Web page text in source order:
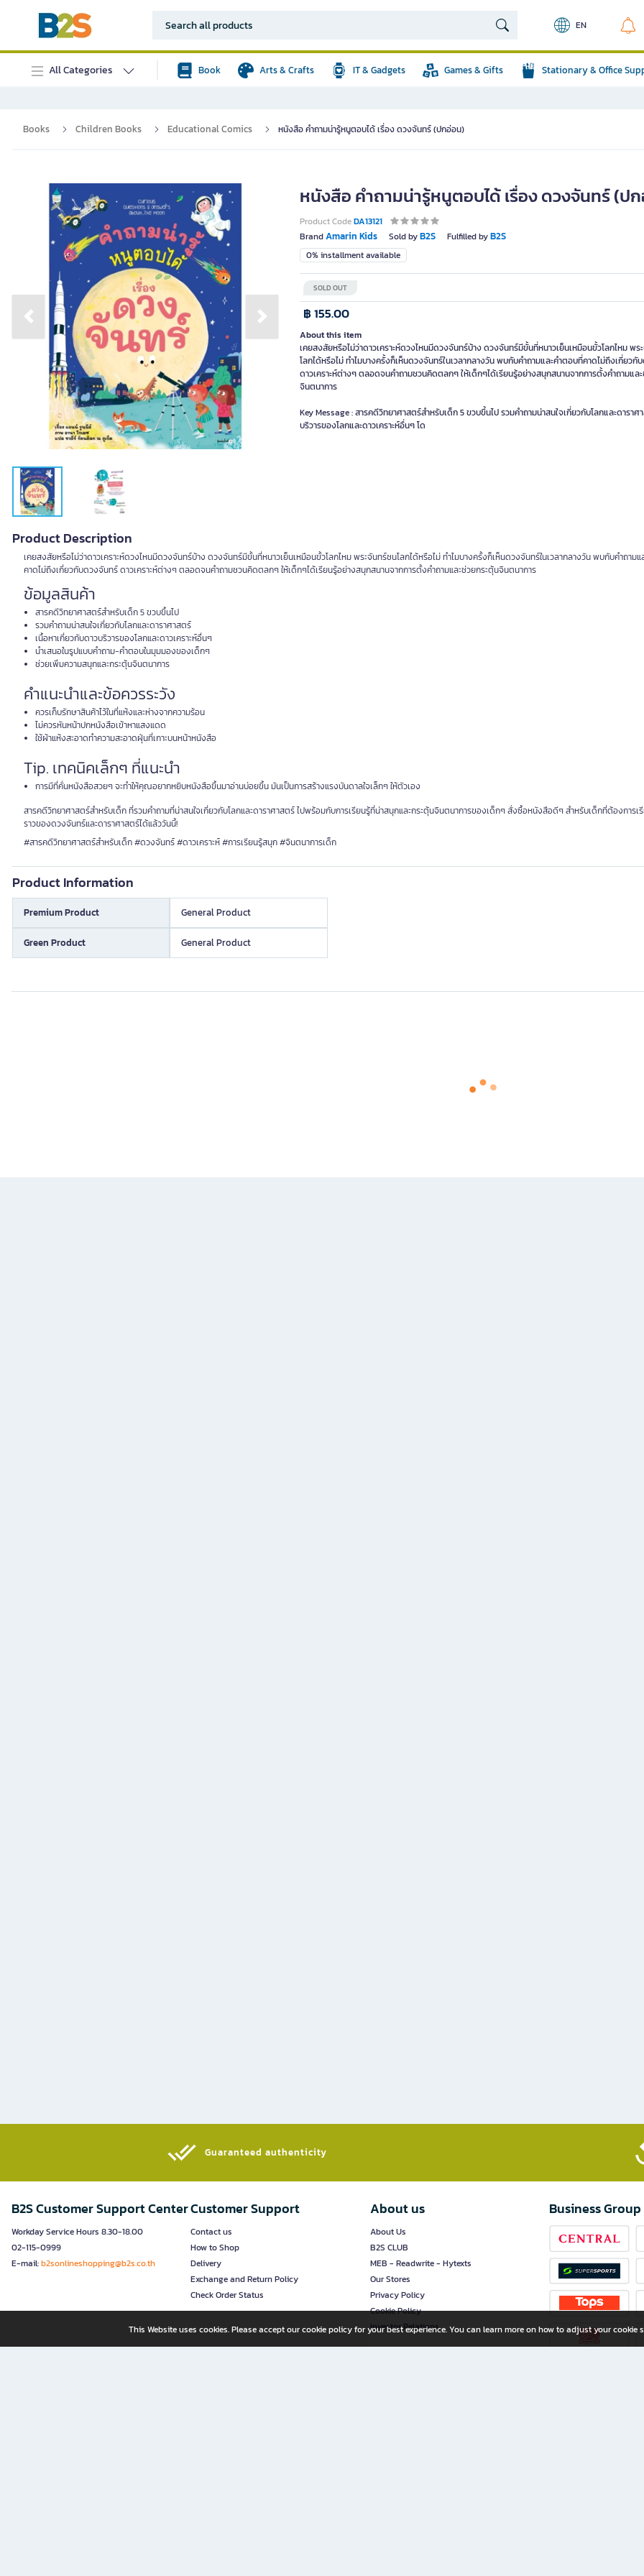
EN
All Categories Book Arts & Crafts IT & Gadgets Games & Gifts Stationary & Office
Books Children Books Educational Comics หนังสือ คำถามน่ารู้หนูตอบได้ เรื่อง ดวงจันทร์ (ปกอ่อน)
Previous slide Next slide
หนังสือ คำถามน่ารู้หนูตอบได้ เรื่อง ดวงจันทร์ (ป
Product CodeDA13121
BrandAmarin Kids Sold byB2S Fulfilled byB2S
0% installment available
SOLD OUT
฿ 155.00
About this item
เคยสงสัยหรือไม่ว่าดาวเคราะห์ดวงไหนมีดวงจันทร์บ้าง ดวงจันทร์มีขั้นที่หนาวเย็นเหมือนขั้วโลกไหม พร
โลกได้หรือไม่ ทำไมบางครั้งก็เห็นดวงจันทร์ในเวลากลางวัน พบกับคำถามและคำตอบที่คาดไม่ถึงเกี่ยวกั
ดาวเคราะห์ต่างๆ ตลอดจนคำถามชวนคิดตลกๆ ให้เด็กๆได้เรียนรู้อย่างสนุกสนานจากการตั้งคำถามแล
จินตนาการ
Key Message : สารคดีวิทยาศาสตร์สำหรับเด็ก 5 ขวบขึ้นไป รวมคำถามน่าสนใจเกี่ยวกับโลกและดาราศ
บริวารของโลกและดาวเคราะห์อื่นๆ โด
Product Description
เคยสงสัยหรือไม่ว่าดาวเคราะห์ดวงไหนมีดวงจันทร์บ้าง ดวงจันทร์มีขั้นที่หนาวเย็นเหมือนขั้วโลกไหม พระจันทร์ชนโลกได้หรือไม่ ทำไมบางครั้งก็เห็นดวงจันทร์ในเวลากลางวัน พบกับคำถาม
คาดไม่ถึงเกี่ยวกับดวงจันทร์ ดาวเคราะห์ต่างๆ ตลอดจนคำถามชวนคิดตลกๆ ให้เด็กๆได้เรียนรู้อย่างสนุกสนานจากการตั้งคำถามและช่วยกระตุ้นจินตนาการ
ข้อมูลสินค้า
สารคดีวิทยาศาสตร์สำหรับเด็ก 5 ขวบขึ้นไป
รวมคำถามน่าสนใจเกี่ยวกับโลกและดาราศาสตร์
เนื้อหาเกี่ยวกับดาวบริวารของโลกและดาวเคราะห์อื่นๆ
นำเสนอในรูปแบบคำถาม-คำตอบในมุมมองของเด็กๆ
ช่วยเพิ่มความสนุกและกระตุ้นจินตนาการ
คำแนะนำและข้อควรระวัง
ควรเก็บรักษาสินค้าไว้ในที่แห้งและห่างจากความร้อน
ไม่ควรหันหน้าปกหนังสือเข้าหาแสงแดด
ใช้ผ้าแห้งสะอาดทำความสะอาดฝุ่นที่เกาะบนหน้าหนังสือ
Tip. เทคนิคเล็กๆ ที่แนะนำ
การมีที่คั่นหนังสือสวยๆ จะทำให้คุณอยากหยิบหนังสือขึ้นมาอ่านบ่อยขึ้น มันเป็นการสร้างแรงบันดาลใจเล็กๆ ให้ตัวเอง
สารคดีวิทยาศาสตร์สำหรับเด็ก ที่รวมคำถามที่น่าสนใจเกี่ยวกับโลกและดาราศาสตร์ ไปพร้อมกับการเรียนรู้ที่น่าสนุกและกระตุ้นจินตนาการของเด็กๆ สั่งซื้อหนังสือดีๆ สำหรับเด็กที่ต้องการเ
ราวของดวงจันทร์และดาราศาสตร์ได้แล้ววันนี้!
#สารคดีวิทยาศาสตร์สำหรับเด็ก #ดวงจันทร์ #ดาวเคราะห์ #การเรียนรู้สนุก #จินตนาการเด็ก
Product Information
Premium Product General Product
Green Product General Product
Guaranteed authenticity​
B2S Customer Support Center
Workday Service Hours 8.30-18.00
02-115-0999
E-mail:b2sonlineshopping@b2s.co.th
Customer Support
Contact us
How to Shop
Delivery
Exchange and Return Policy
Check Order Status
About us
About Us
B2S CLUB
MEB - Readwrite - Hytexts
Our Stores
Privacy Policy
Cookie Policy
Investor Relations
Business Group
This Website uses cookies. Please accept our cookie policy for your best experience. You can learn more on how to adjust your cookie